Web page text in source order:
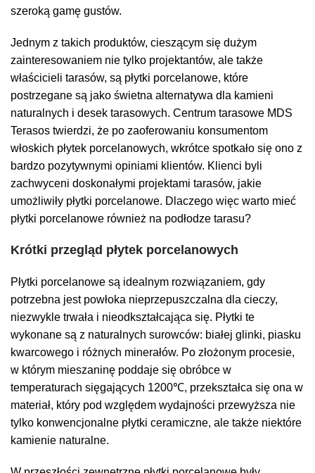
szeroką gamę gustów.
Jednym z takich produktów, cieszącym się dużym
zainteresowaniem nie tylko projektantów, ale także
właścicieli tarasów, są płytki porcelanowe, które
postrzegane są jako świetna alternatywa dla kamieni
naturalnych i desek tarasowych. Centrum tarasowe MDS
Terasos twierdzi, że po zaoferowaniu konsumentom
włoskich płytek porcelanowych, wkrótce spotkało się ono z
bardzo pozytywnymi opiniami klientów. Klienci byli
zachwyceni doskonałymi projektami tarasów, jakie
umożliwiły płytki porcelanowe. Dlaczego więc warto mieć
płytki porcelanowe również na podłodze tarasu?
Krótki przegląd płytek porcelanowych
Płytki porcelanowe są idealnym rozwiązaniem, gdy
potrzebna jest powłoka nieprzepuszczalna dla cieczy,
niezwykle trwała i nieodkształcająca się. Płytki te
wykonane są z naturalnych surowców: białej glinki, piasku
kwarcowego i różnych minerałów. Po złożonym procesie,
w którym mieszaninę poddaje się obróbce w
temperaturach sięgających 1200℃, przekształca się ona w
materiał, który pod względem wydajności przewyższa nie
tylko konwencjonalne płytki ceramiczne, ale także niektóre
kamienie naturalne.